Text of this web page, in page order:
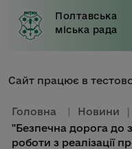
Полтавська
міська рада
Сайт працює в
Головна | Новини |
"Безпечна дорога до
роботи з реалізації